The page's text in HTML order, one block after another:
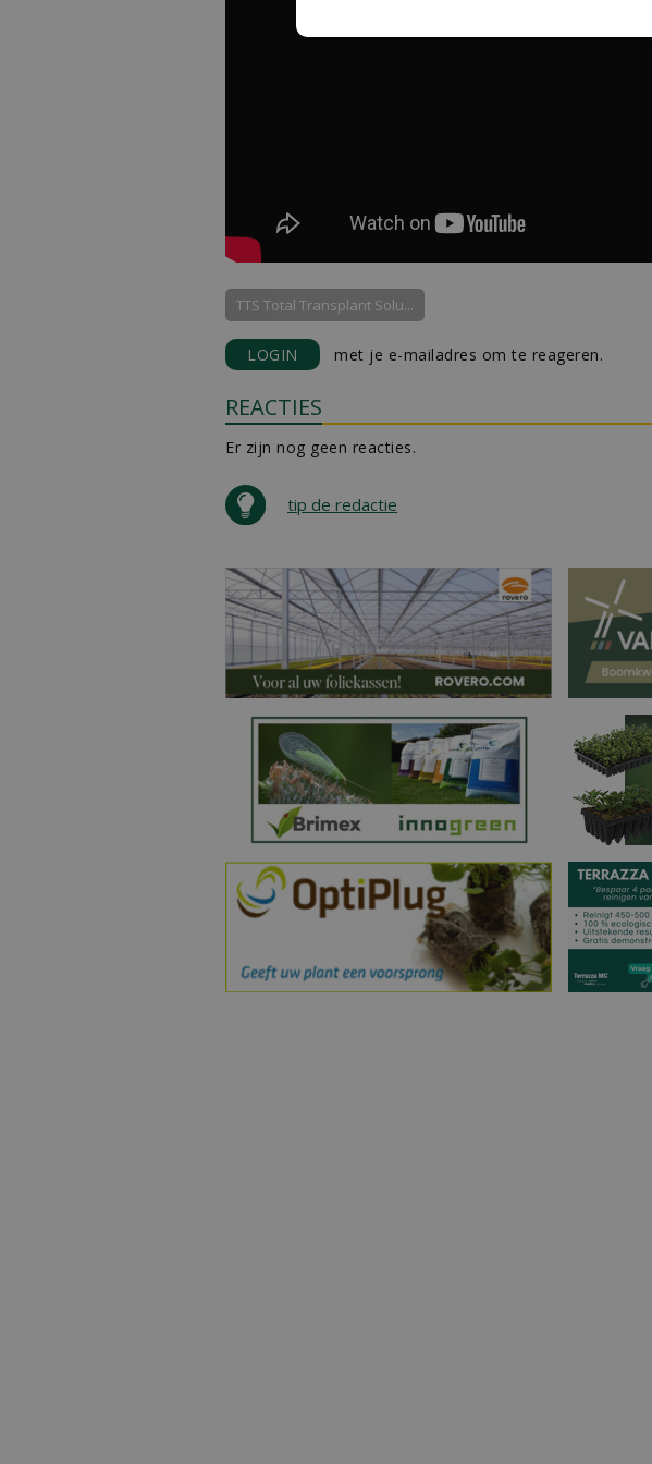
TTS Total Transplant Solu...
LOGIN met je e-mailadres om te reageren.
REACTIES
Er zijn nog geen reacties.
tip de redactie